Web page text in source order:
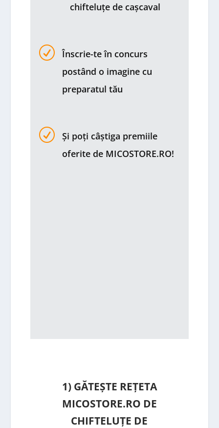
chifteluțe de cașcaval
R
Înscrie-te în concurs
postând o imagine cu
preparatul tău
R
Și poți câștiga premiile
oferite de MICOSTORE.RO!
1) GĂTEȘTE REȚETA
MICOSTORE.RO DE
CHIFTELUȚE DE